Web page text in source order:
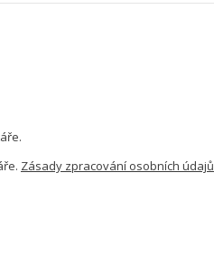
Zásady zpracování osobních údajů